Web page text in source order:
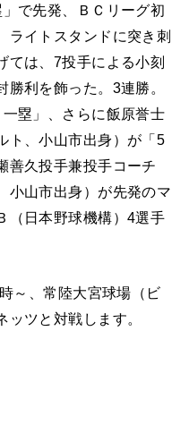
で先発、ＢＣリーグ初
ライトスタンドに突き刺
ては、7投手による小刻
利を飾った。3連勝。
塁」、さらに飯原誉士
ト、小山市出身）が「5
善久投手兼投手コーチ
小山市出身）が先発のマ
（日本野球機構）4選手
～、常陸大宮球場（ビ
ツと対戦します。